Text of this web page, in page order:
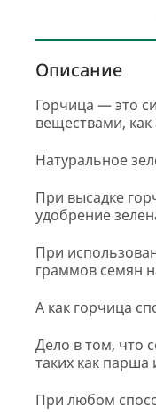
Описание
Горчица — это
веществами,
Натуральное
При высадке
удобрение
При
граммов семян
А как горчица
Дело в том, что
таких как
При любом